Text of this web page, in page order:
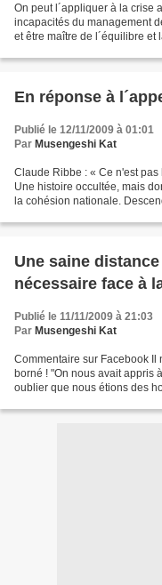
On peut l´appliquer à la crise
incapacités du management
et être maître de l´équilibre et
En réponse à
Publié le 12/11/2009 à 01:01
Par Musengeshi Kat
Claude Ribbe : « Ce n'est pas
Une histoire occultée, mais
la cohésion nationale.
Une saine
nécessaire face à
Publié le 11/11/2009 à 21:03
Par Musengeshi Kat
Commentaire sur Facebook Il
borné ! "On nous avait appris
oublier que nous étions des